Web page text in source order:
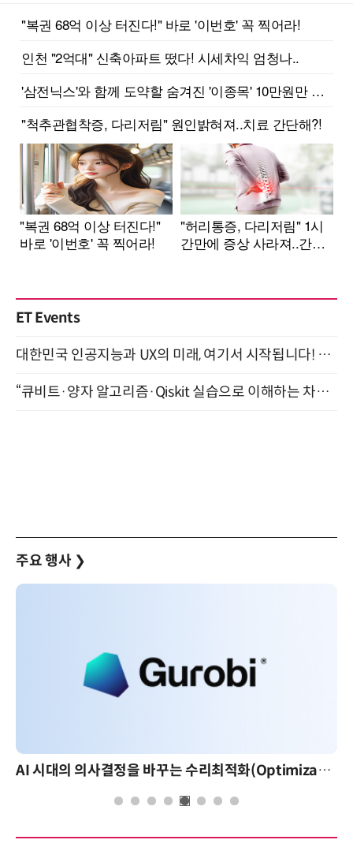
ET Events
대한민국 인공지능과 UX의 미래, 여기서 시작됩니다! UX Korea 2026 - Fall 9월 2일 개최
“큐비트·양자 알고리즘·Qiskit 실습으로 이해하는 차세대 컴퓨팅” (8/28)
주요 행사 ❯
AI 시대의 의사결정을 바꾸는 수리최적화(Optimization): 실제 산업 적용 사례와 활용 전략